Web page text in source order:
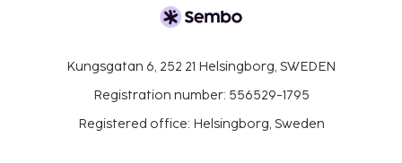
Kungsgatan 6, 252 21 Helsingborg, SWEDEN
Registration number: 556529-1795
Registered office: Helsingborg, Sweden